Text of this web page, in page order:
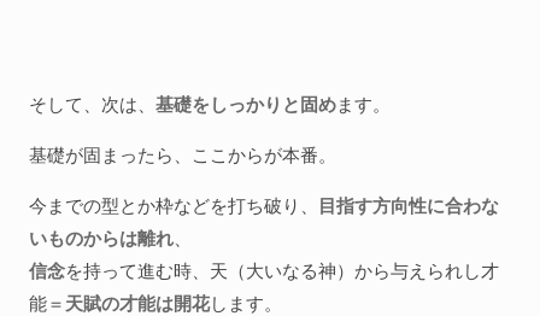
そして、次は、 基礎をしっかりと固めます。
基礎が固まったら、ここからが本番。
今までの型とか枠などを打ち破り、 目指す方向性に合わな
いものからは離れ、
信念を持って進む時、天（大いなる神）から与えられし才
能＝ 天賦の才能は開花します。